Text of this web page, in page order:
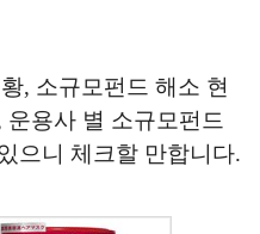
, 소규모펀드 해소 현
용사 별 소규모펀드
으니 체크할 만합니다.